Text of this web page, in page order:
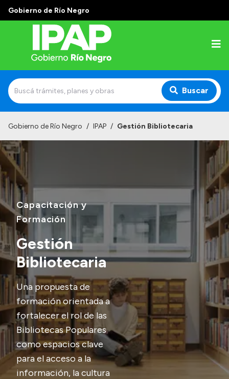
Gobierno de Río Negro
Buscar
Institucional
El IPAP
Autoridades
Alumnos
Docentes y Capacitadores
Delegaciones
Normativa
Accesos directos
SIU GUARANÍ
SECUNDARIO
TECNICATURAS
CAPACITACIONES
Gobierno de Río Negro / IPAP / Gestión Bibliotecaria
Capacitación y
Formación
Gestión
Bibliotecaria
Una propuesta de
formación orientada a
fortalecer el rol de las
Bibliotecas Populares
como espacios clave
para el acceso a la
información, la cultura